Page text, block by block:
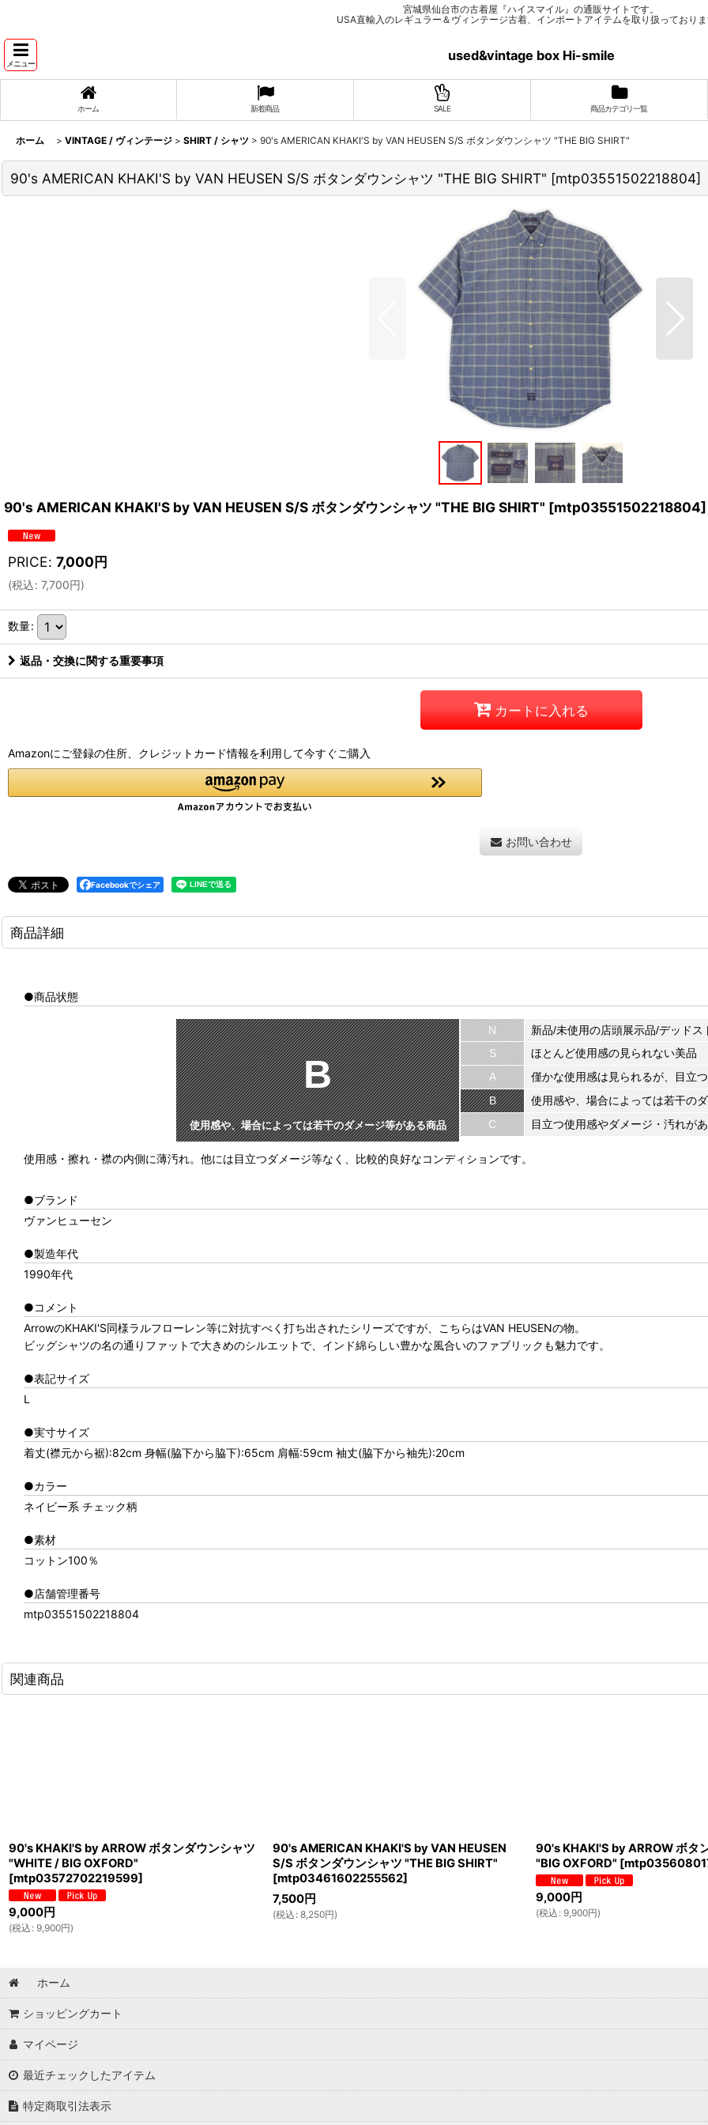
宮城県仙台市の古着屋『ハイスマイル』の通販サイトです。
USA直輸入のレギュラー＆ヴィンテージ古着、インポートアイテムを取り扱っており
メニュー
used&vintage box Hi-smile
ホーム 新着商品 SALE 商品カテゴリ一覧
ホーム > VINTAGE / ヴィンテージ > SHIRT / シャツ > 90's AMERICAN KHAKI'S by VAN HEUSEN S/S ボタンダウンシャツ "THE BIG SHIRT"
90's AMERICAN KHAKI'S by VAN HEUSEN S/S ボタンダウンシャツ "THE BIG SHIRT" [mtp03551502218804]
90's AMERICAN KHAKI'S by VAN HEUSEN S/S ボタンダウンシャツ "THE BIG SHIRT" [mtp03551502218804]
PRICE: 7,000円
(税込: 7,700円)
数量:
返品・交換に関する重要事項
カートに入れる
Amazonにご登録の住所、クレジットカード情報を利用して今すぐご購入
お問い合わせ
Facebookでシェア
商品詳細
●商品状態
B
使用感や、場合によっては若干のダメージ等がある商品
N
新品/未使用の店頭展示品/デッドス
S
ほとんど使用感の見られない美品
A
僅かな使用感は見られるが、目立
B
使用感や、場合によっては若干の
C
目立つ使用感やダメージ・汚れが
使用感・擦れ・襟の内側に薄汚れ。他には目立つダメージ等なく、比較的良好なコンディションです。
●ブランド
ヴァンヒューセン
●製造年代
1990年代
●コメント
ArrowのKHAKI'S同様ラルフローレン等に対抗すべく打ち出されたシリーズですが、こちらはVAN HEUSENの物。
ビッグシャツの名の通りファットで大きめのシルエットで、インド綿らしい豊かな風合いのファブリックも魅力です。
●表記サイズ
L
●実寸サイズ
着丈(襟元から裾):82cm 身幅(脇下から脇下):65cm 肩幅:59cm 袖丈(脇下から袖先):20cm
●カラー
ネイビー系 チェック柄
●素材
コットン100％
●店舗管理番号
mtp03551502218804
関連商品
90's KHAKI'S by ARROW ボタンダウンシャツ
"WHITE / BIG OXFORD"
[mtp03572702219599]
9,000円
(税込 : 9,900円)
90's AMERICAN KHAKI'S by VAN HEUSEN
S/S ボタンダウンシャツ "THE BIG SHIRT"
[mtp03461602255562]
7,500円
(税込 : 8,250円)
90's KHAKI'S by ARROW ボタ
"BIG OXFORD" [
9,000円
(税込 : 9,900円)
ホーム
ショッピングカート
マイページ
最近チェックしたアイテム
特定商取引法表示